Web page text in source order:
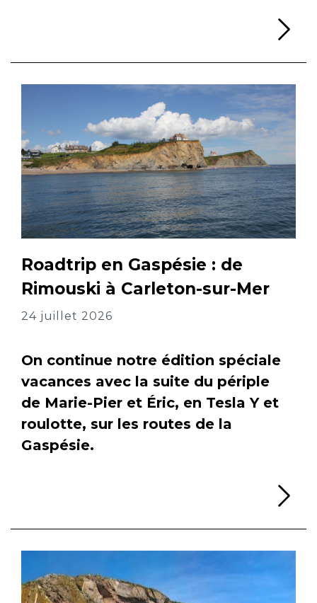
Roadtrip en Gaspésie : de
Rimouski à Carleton-sur-Mer
24 juillet 2026
On continue notre édition spéciale
vacances avec la suite du périple
de Marie-Pier et Éric, en Tesla Y et
roulotte, sur les routes de la
Gaspésie.